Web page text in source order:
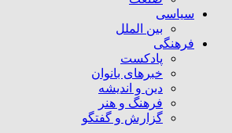
سیاسی
بین الملل
فرهنگی
پادکست
خبرهای بانوان
دین و اندیشه
فرهنگ و هنر
گزارش و گفتگو